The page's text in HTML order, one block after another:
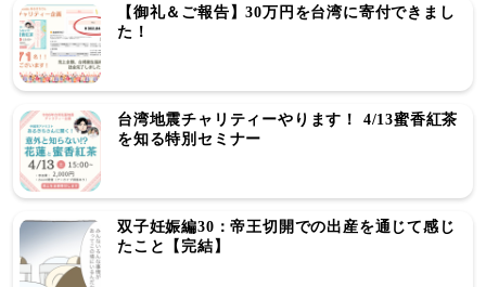
【御礼＆ご報告】30万円を台湾に寄付できまし
た！
台湾地震チャリティーやります！ 4/13蜜香紅茶
を知る特別セミナー
双子妊娠編30：帝王切開での出産を通じて感じ
たこと【完結】